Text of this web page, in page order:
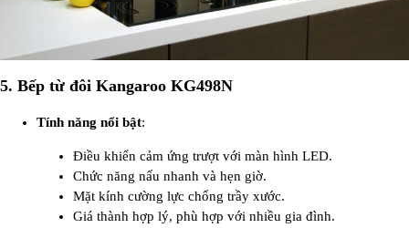
5. Bếp từ đôi Kangaroo KG498N
Tính năng nổi bật:
Điều khiển cảm ứng trượt với màn hình LED.
Chức năng nấu nhanh và hẹn giờ.
Mặt kính cường lực chống trầy xước.
Giá thành hợp lý, phù hợp với nhiều gia đình.